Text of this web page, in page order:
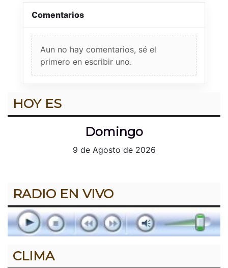
Comentarios
Aun no hay comentarios, sé el
primero en escribir uno.
HOY ES
Domingo
9 de Agosto de 2026
RADIO EN VIVO
CLIMA